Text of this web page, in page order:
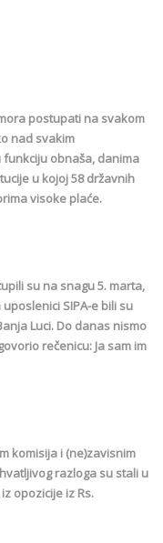
postupati na svakom
nad svakim
obnaša, danima
u kojoj 58 državnih
visoke plaće.
su na snagu 5. marta,
SIPA-e bili su
Luci. Do danas nismo
rečenicu: Ja sam im
komisija i (ne)zavisnim
razloga su stali u
opozicije iz Rs.